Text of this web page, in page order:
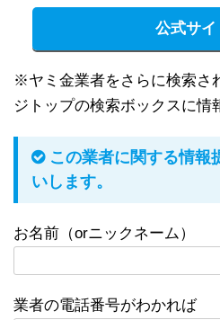
公式サイ
※ヤミ金業者をさらに検索さ
ジトップの検索ボックスに情
この業者に関する情報
いします。
お名前（orニックネーム）
業者の電話番号がわかれば